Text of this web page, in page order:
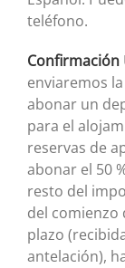
teléfono.
Confirmación
enviaremos
abonar un
para el
reservas de
abonar el 50
resto del
del comienzo
plazo
antelación),